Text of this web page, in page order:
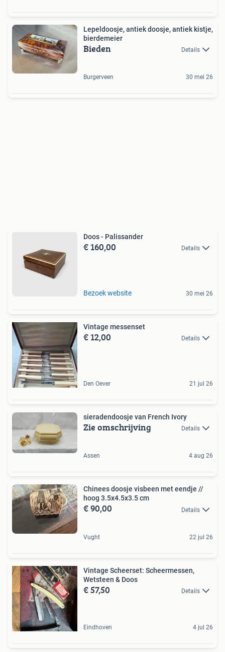
Lepeldoosje, antiek doosje, antiek kistje,
bierdemeier
Bieden Details
Burgerveen 30 mei 26
Doos - Palissander
€ 160,00 Details
Bezoek website 30 mei 26
Vintage messenset
€ 12,00 Details
Den Oever 21 jul 26
sieradendoosje van French Ivory
Zie omschrijving Details
Assen 4 aug 26
Chinees doosje visbeen met eendje //
hoog 3.5x4.5x3.5 cm
€ 90,00 Details
Vught 22 jul 26
Vintage Scheerset: Scheermessen,
Wetsteen & Doos
€ 57,50 Details
Eindhoven 4 jul 26